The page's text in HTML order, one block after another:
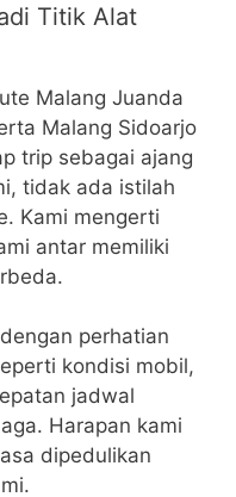
Titik Alat
Malang Juanda
Malang Sidoarjo
trip sebagai ajang
tidak ada istilah
Kami mengerti
antar memiliki
perhatian
kondisi mobil,
jadwal
Harapan kami
dipedulikan